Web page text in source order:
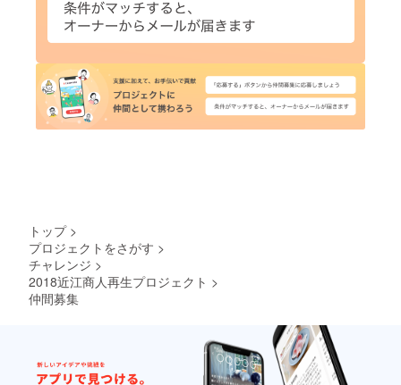
トップ >
プロジェクトをさがす >
チャレンジ >
2018近江商人再生プロジェクト >
仲間募集